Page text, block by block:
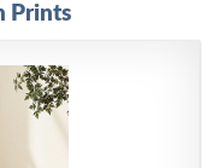
Prints